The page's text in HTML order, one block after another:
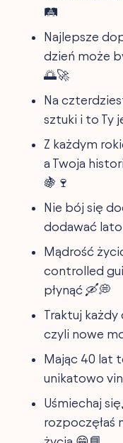
🛤️
Najlepsze
dzień może
🌅🚀
Na
sztuki i to Ty
Z każdym
a Twoja
🍇🍷
Nie bój się
dodawać
Mądrość
controlled
płynąć 🛶💭
Traktuj każdy
czyli nowe
Mając 40 lat
unikatowo
Uśmiechaj
rozpoczęłaś